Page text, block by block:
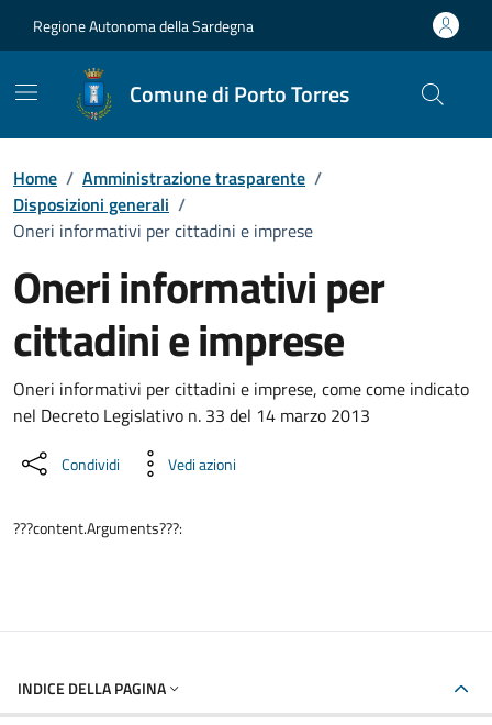
Regione Autonoma della Sardegna
Comune di Porto Torres
Home / Amministrazione trasparente /
Disposizioni generali /
Oneri informativi per cittadini e imprese
Oneri informativi per
cittadini e imprese
Dettaglio Amministrazione Trasparente
Oneri informativi per cittadini e imprese, come come indicato
nel Decreto Legislativo n. 33 del 14 marzo 2013
Condividi Vedi azioni
???content.Arguments???:
INDICE DELLA PAGINA